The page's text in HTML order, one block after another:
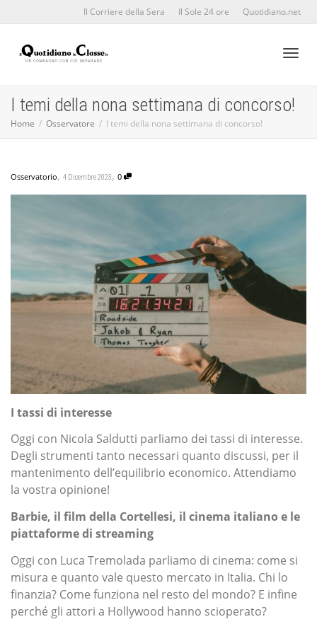
Il Corriere della Sera Il Sole 24 ore Quotidiano.net
I temi della nona settimana di concorso!
Home Osservatore I temi della nona settimana di concorso!
Osservatorio, 4 Dicembre 2023, 0
I tassi di interesse
Oggi con Nicola Saldutti parliamo dei tassi di interesse.
Degli strumenti tanto necessari quanto discussi, per il
mantenimento dell’equilibrio economico. Attendiamo
la vostra opinione!
Barbie, il film della Cortellesi, il cinema italiano e le
piattaforme di streaming
Oggi con Luca Tremolada parliamo di cinema: come si
misura e quanto vale questo mercato in Italia. Chi lo
finanzia? Come funziona nel resto del mondo? E infine
perché gli attori a Hollywood hanno scioperato?